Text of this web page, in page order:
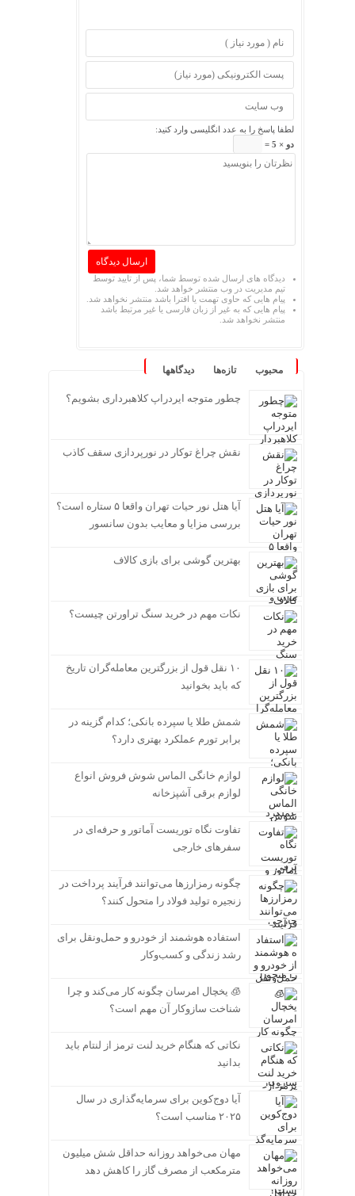
لطفا پاسخ را به عدد انگلیسی وارد کنید:
دو × 5 =
دیدگاه های ارسال شده توسط شما، پس از تایید توسط
تیم مدیریت در وب منتشر خواهد شد.
پیام هایی که حاوی تهمت یا افترا باشد منتشر نخواهد شد.
پیام هایی که به غیر از زبان فارسی یا غیر مرتبط باشد
منتشر نخواهد شد.
محبوب تازه‌ها دیدگاهها
چطور متوجه ایردراپ کلاهبرداری بشویم؟
نقش چراغ توکار در نورپردازی سقف کاذب
آیا هتل نور حیات تهران واقعا ۵ ستاره است؟
بررسی مزایا و معایب بدون سانسور
بهترین گوشی برای بازی کالاف
نکات مهم در خرید سنگ تراورتن چیست؟
۱۰ نقل قول از بزرگترین معامله‌گران تاریخ
که باید بخوانید
شمش طلا یا سپرده بانکی؛ کدام گزینه در
برابر تورم عملکرد بهتری دارد؟
لوازم خانگی الماس شوش فروش انواع
لوازم برقی آشپزخانه
تفاوت نگاه توریست آماتور و حرفه‌ای در
سفرهای خارجی
چگونه رمزارزها می‌توانند فرآیند پرداخت در
زنجیره تولید فولاد را متحول کنند؟
استفاده هوشمند از خودرو و حمل‌ونقل برای
رشد زندگی و کسب‌وکار
🧊 یخچال امرسان چگونه کار می‌کند و چرا
شناخت سازوکار آن مهم است؟
نکاتی که هنگام خرید لنت ترمز از لنتام باید
بدانید
آیا دوج‌کوین برای سرمایه‌گذاری در سال
۲۰۲۵ مناسب است؟
مهان می‌خواهد روزانه حداقل شش میلیون
مترمکعب از مصرف گاز را کاهش دهد